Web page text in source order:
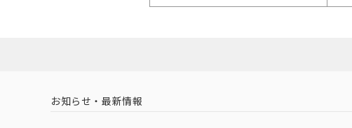
お知らせ・最新情報